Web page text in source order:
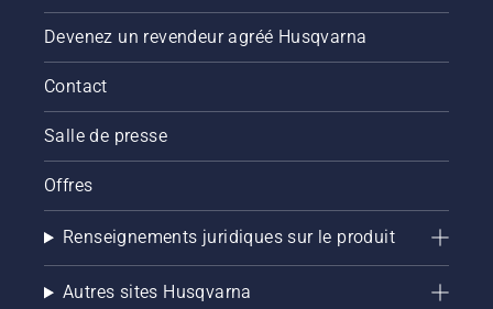
Devenez un revendeur agréé Husqvarna
Contact
Salle de presse
Offres
Renseignements juridiques sur le produit
Autres sites Husqvarna